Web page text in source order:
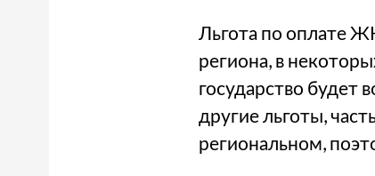
Льгота по оплате
региона, в
государство будет
другие льготы,
региональном,